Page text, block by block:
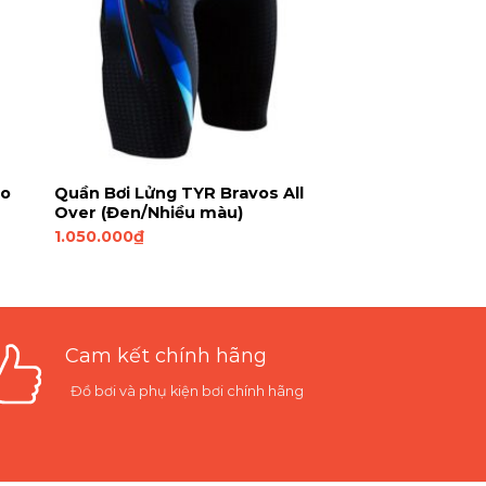
Quần Bơi Lửng TYR Bravos All
Over (Đen/Nhiều màu)
1.050.000₫
Cam kết chính hãng
Đồ bơi và phụ kiện bơi chính hãng